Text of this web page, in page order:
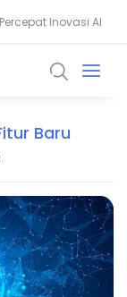
Inovasi AI
Kesehatan RI
Baru